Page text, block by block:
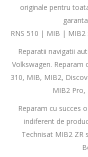
originale pentru
RNS 510 | MIB | MIB2
Reparatii navigatii
Volkswagen. Reparam
310, MIB, MIB2,
MIB2 Pro,
Reparam cu succes
indiferent de
Technisat MIB2 ZR